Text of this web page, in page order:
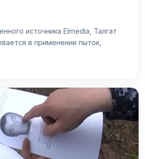
источника Elmedia, Талгат
в применении пыток,